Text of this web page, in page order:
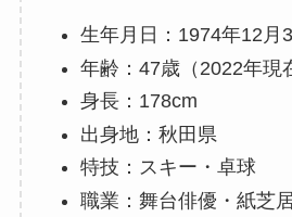
生年月日：1974年12月
年齢：47歳（2022年現
身長：178cm
出身地：秋田県
特技：スキー・卓球
職業：舞台俳優・紙芝